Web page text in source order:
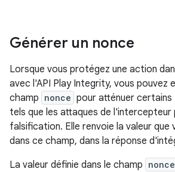
Générer un nonce
Lorsque vous protégez une action
avec l'API Play Integrity, vous pouvez
champ nonce pour atténuer
tels que les attaques de l'intercepteur
falsification. Elle renvoie la valeur que
dans ce champ, dans la réponse
La valeur définie dans le champ nonce